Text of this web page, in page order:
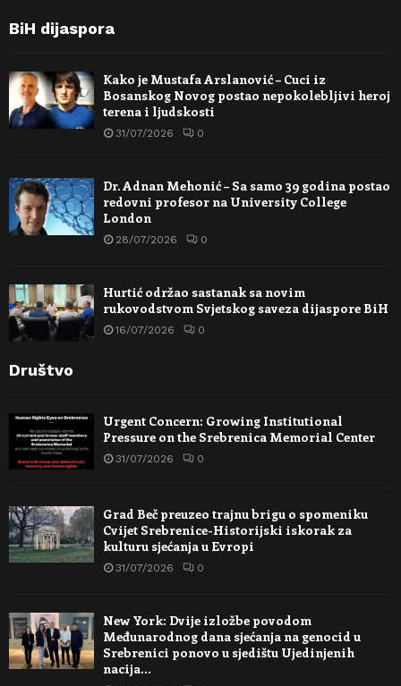
BiH dijaspora
Kako je Mustafa Arslanović – Cuci iz
Bosanskog Novog postao nepokolebljivi heroj
terena i ljudskosti
31/07/2026 0
Dr. Adnan Mehonić – Sa samo 39 godina postao
redovni profesor na University College
London
28/07/2026 0
Hurtić održao sastanak sa novim
rukovodstvom Svjetskog saveza dijaspore BiH
16/07/2026 0
Društvo
Urgent Concern: Growing Institutional
Pressure on the Srebrenica Memorial Center
31/07/2026 0
Grad Beč preuzeo trajnu brigu o spomeniku
Cvijet Srebrenice-Historijski iskorak za
kulturu sjećanja u Evropi
31/07/2026 0
New York: Dvije izložbe povodom
Međunarodnog dana sjećanja na genocid u
Srebrenici ponovo u sjedištu Ujedinjenih
nacija…